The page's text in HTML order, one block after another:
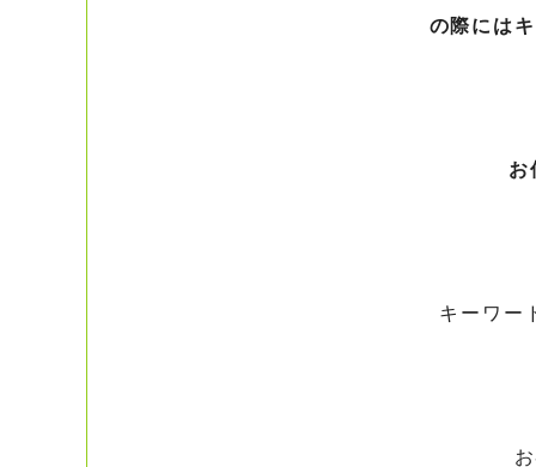
の際には
お
キーワー